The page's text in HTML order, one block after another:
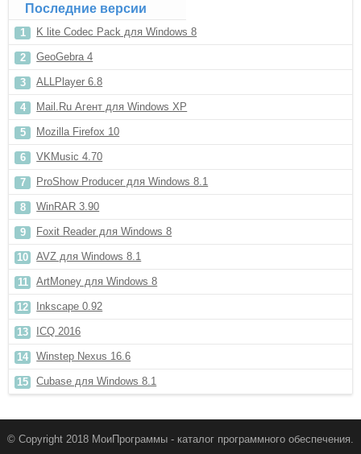
Последние версии
K lite Codec Pack для Windows 8
GeoGebra 4
ALLPlayer 6.8
Mail.Ru Агент для Windows XP
Mozilla Firefox 10
VKMusic 4.70
ProShow Producer для Windows 8.1
WinRAR 3.90
Foxit Reader для Windows 8
AVZ для Windows 8.1
ArtMoney для Windows 8
Inkscape 0.92
ICQ 2016
Winstep Nexus 16.6
Cubase для Windows 8.1
© Copyright 2018 МоиПрограммы - каталог программного обеспечения.